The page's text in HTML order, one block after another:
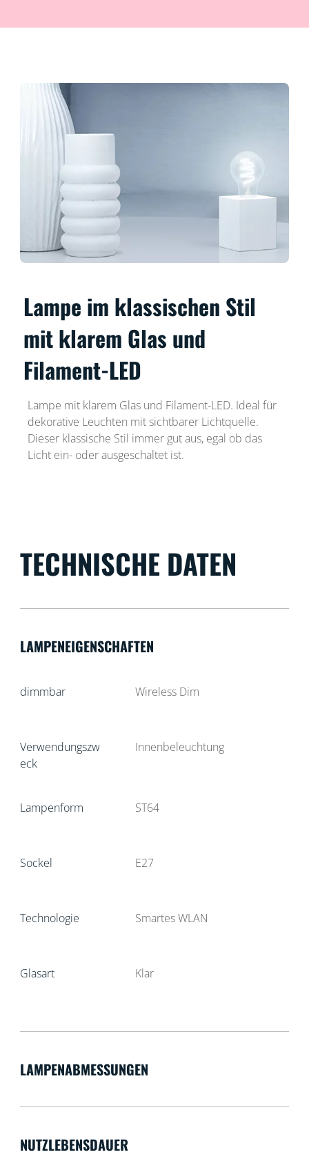
Lampe im klassischen Stil
mit klarem Glas und
Filament-LED
Lampe mit klarem Glas und Filament-LED. Ideal für
dekorative Leuchten mit sichtbarer Lichtquelle.
Dieser klassische Stil immer gut aus, egal ob das
Licht ein- oder ausgeschaltet ist.
TECHNISCHE DATEN
LAMPENEIGENSCHAFTEN
dimmbar Wireless Dim
Verwendungszw
eck
Innenbeleuchtung
Lampenform ST64
Sockel E27
Technologie Smartes WLAN
Glasart Klar
LAMPENABMESSUNGEN
NUTZLEBENSDAUER